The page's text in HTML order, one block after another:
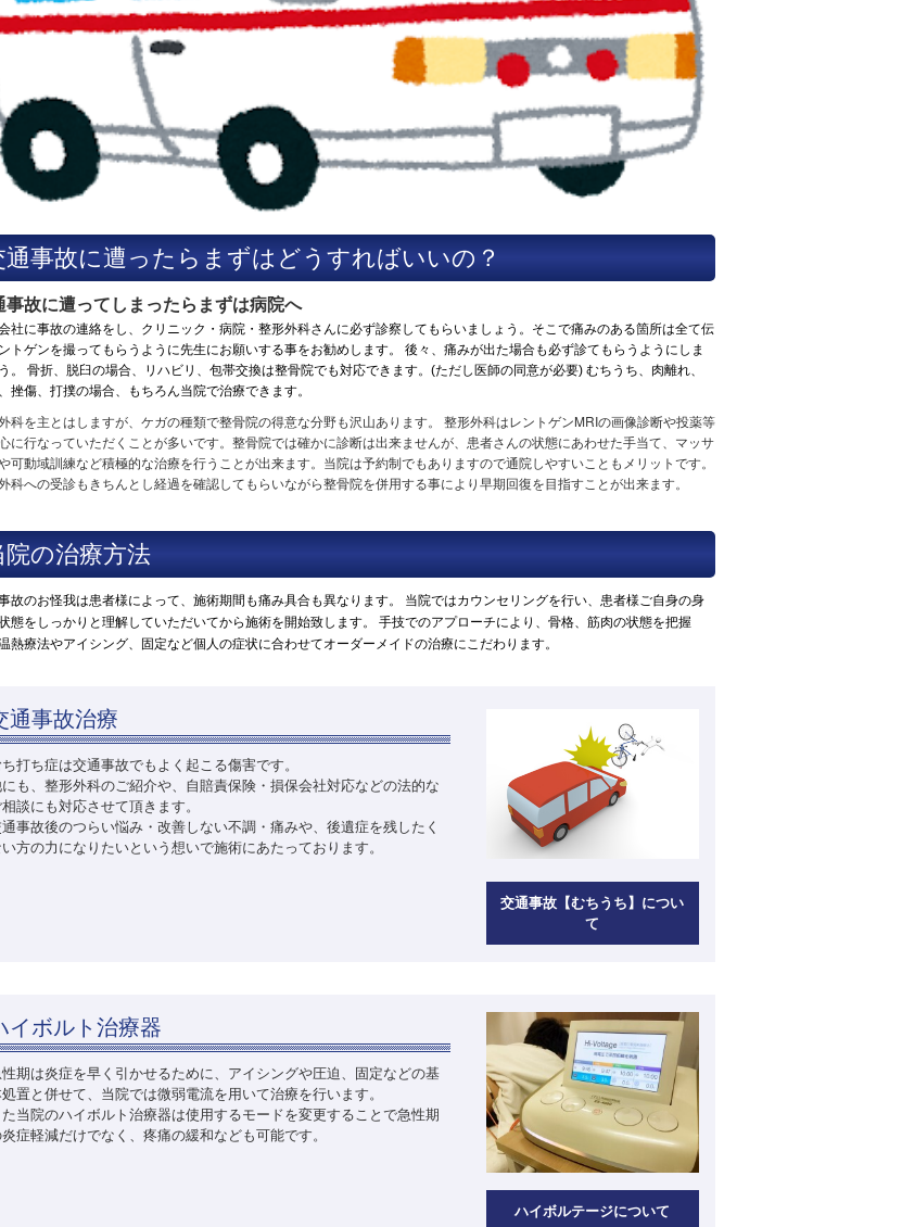
通事故に遭ったらまずはどうすればいいの？
事故に遭ってしまったらまずは病院へ
社に事故の連絡をし、クリニック・病院・整形外科さんに必ず診察してもらいましょう。そこで痛みのある箇所は全て伝
トゲンを撮ってもらうように先生にお願いする事をお勧めします。 後々、痛みが出た場合も必ず診てもらうようにしま
。 骨折、脱臼の場合、リハビリ、包帯交換は整骨院でも対応できます。(ただし医師の同意が必要) むちうち、肉離れ、
挫傷、打撲の場合、もちろん当院で治療できます。
科を主とはしますが、ケガの種類で整骨院の得意な分野も沢山あります。 整形外科はレントゲンMRIの画像診断や投薬等
に行なっていただくことが多いです。整骨院では確かに診断は出来ませんが、患者さんの状態にあわせた手当て、マッサ
可動域訓練など積極的な治療を行うことが出来ます。当院は予約制でもありますので通院しやすいこともメリットです。
科への受診もきちんとし経過を確認してもらいながら整骨院を併用する事により早期回復を目指すことが出来ます。
院の治療方法
故のお怪我は患者様によって、施術期間も痛み具合も異なります。 当院ではカウンセリングを行い、患者様ご自身の身
態をしっかりと理解していただいてから施術を開始致します。 手技でのアプローチにより、骨格、筋肉の状態を把握
熱療法やアイシング、固定など個人の症状に合わせてオーダーメイドの治療にこだわります。
通事故治療
打ち症は交通事故でもよく起こる傷害です。
も、整形外科のご紹介や、自賠責保険・損保会社対応などの法的な
相談にも対応させて頂きます。
事故後のつらい悩み・改善しない不調・痛みや、後遺症を残したく
い方の力になりたいという想いで施術にあたっております。
交通事故【むちうち】につい
て
イボルト治療器
期は炎症を早く引かせるために、アイシングや圧迫、固定などの基
置と併せて、当院では微弱電流を用いて治療を行います。
た当院のハイボルト治療器は使用するモードを変更することで急性期
症軽減だけでなく、疼痛の緩和なども可能です。
ハイボルテージについて